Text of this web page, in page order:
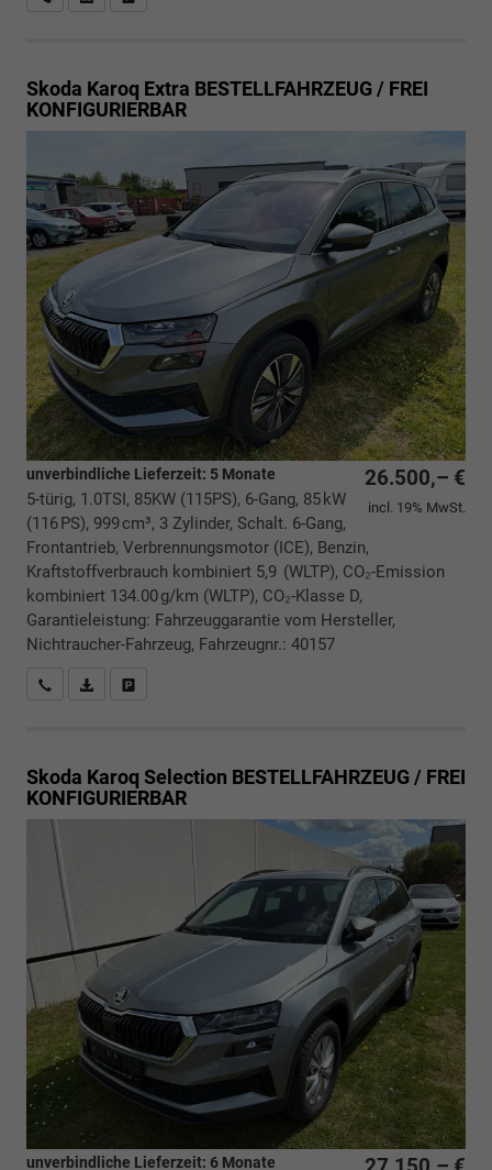
Skoda Karoq Extra BESTELLFAHRZEUG / FREI
KONFIGURIERBAR
26.500,– €
incl. 19% MwSt.
unverbindliche Lieferzeit: 5 Monate
5-türig, 1.0TSI, 85KW (115PS), 6-Gang, 85 kW
(116 PS), 999 cm³, 3 Zylinder, Schalt. 6-Gang,
Frontantrieb, Verbrennungsmotor (ICE), Benzin,
Kraftstoffverbrauch kombiniert 5,9 (WLTP), CO₂-Emission
kombiniert 134.00 g/km (WLTP), CO₂-Klasse D,
Garantieleistung: Fahrzeuggarantie vom Hersteller,
Nichtraucher-Fahrzeug, Fahrzeugnr.: 40157
Rückrufbitte absenden
PDF-Datei, Fahrzeugexposé drucken
Skoda Karoq Selection BESTELLFAHRZEUG / FREI
KONFIGURIERBAR
unverbindliche Lieferzeit: 6 Monate